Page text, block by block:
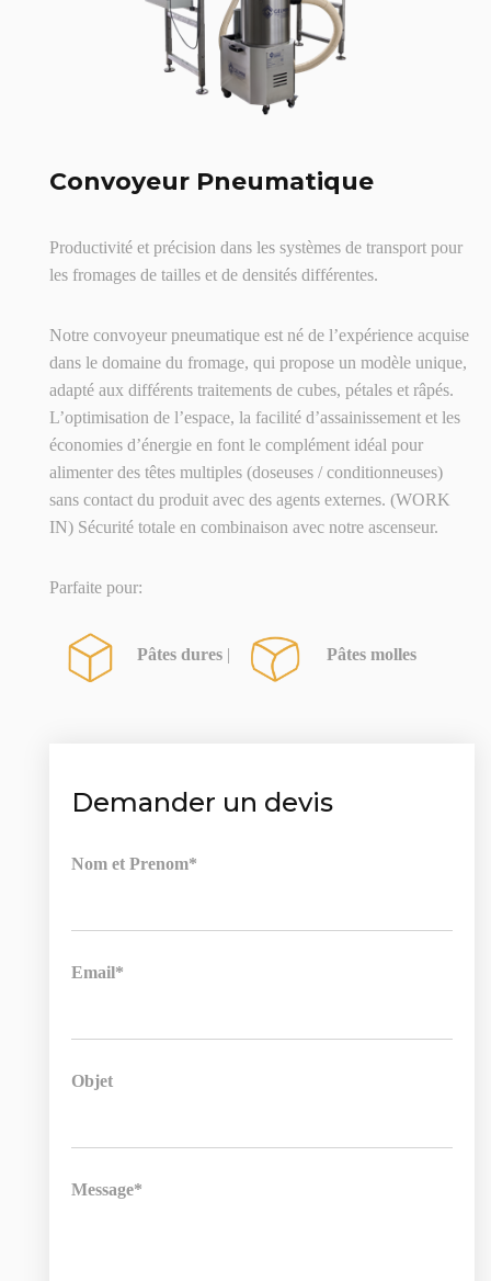
Convoyeur Pneumatique
Productivité et précision dans les systèmes de transport pour
les fromages de tailles et de densités différentes.
Notre convoyeur pneumatique est né de l’expérience acquise
dans le domaine du fromage, qui propose un modèle unique,
adapté aux différents traitements de cubes, pétales et râpés.
L’optimisation de l’espace, la facilité d’assainissement et les
économies d’énergie en font le complément idéal pour
alimenter des têtes multiples (doseuses / conditionneuses)
sans contact du produit avec des agents externes. (WORK
IN) Sécurité totale en combinaison avec notre ascenseur.
Parfaite pour:
Pâtes dures | Pâtes molles
Demander un devis
Nom et Prenom*
Email*
Objet
Message*